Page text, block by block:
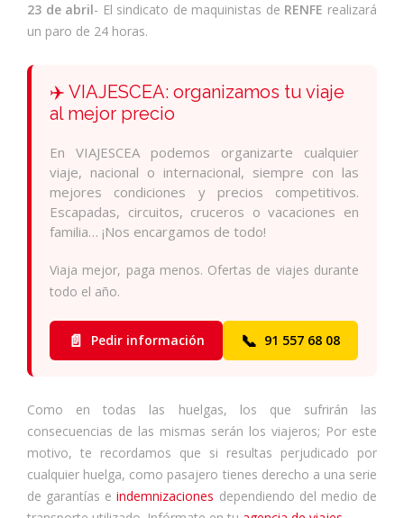
23 de abril- El sindicato de maquinistas de RENFE realizará
un paro de 24 horas.
✈️ VIAJESCEA: organizamos tu viaje
al mejor precio
En VIAJESCEA podemos organizarte cualquier
viaje, nacional o internacional, siempre con las
mejores condiciones y precios competitivos.
Escapadas, circuitos, cruceros o vacaciones en
familia… ¡Nos encargamos de todo!
Viaja mejor, paga menos. Ofertas de viajes durante
todo el año.
📄 Pedir información 📞 91 557 68 08
Como en todas las huelgas, los que sufrirán las
consecuencias de las mismas serán los viajeros; Por este
motivo, te recordamos que si resultas perjudicado por
cualquier huelga, como pasajero tienes derecho a una serie
de garantías eindemnizaciones dependiendo del medio de